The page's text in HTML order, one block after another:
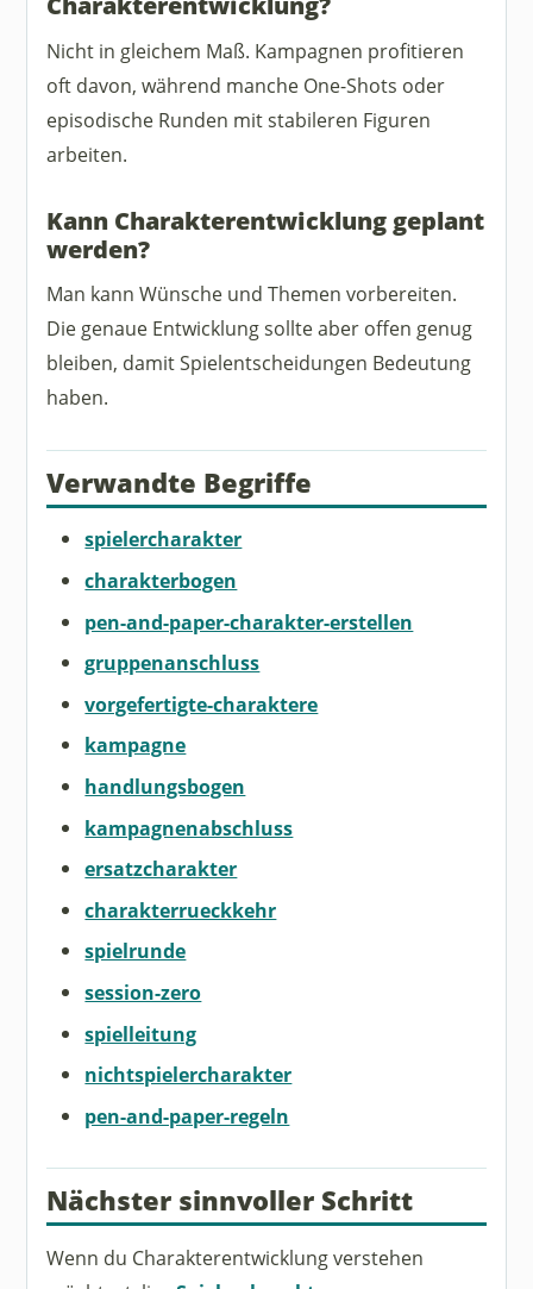
Nicht in gleichem Maß. Kampagnen profitieren
oft davon, während manche One-Shots oder
episodische Runden mit stabileren Figuren
arbeiten.
Kann Charakterentwicklung geplant
werden?
Man kann Wünsche und Themen vorbereiten.
Die genaue Entwicklung sollte aber offen genug
bleiben, damit Spielentscheidungen Bedeutung
haben.
Verwandte Begriffe
spielercharakter
charakterbogen
pen-and-paper-charakter-erstellen
gruppenanschluss
vorgefertigte-charaktere
kampagne
handlungsbogen
kampagnenabschluss
ersatzcharakter
charakterrueckkehr
spielrunde
session-zero
spielleitung
nichtspielercharakter
pen-and-paper-regeln
Nächster sinnvoller Schritt
Wenn du Charakterentwicklung verstehen